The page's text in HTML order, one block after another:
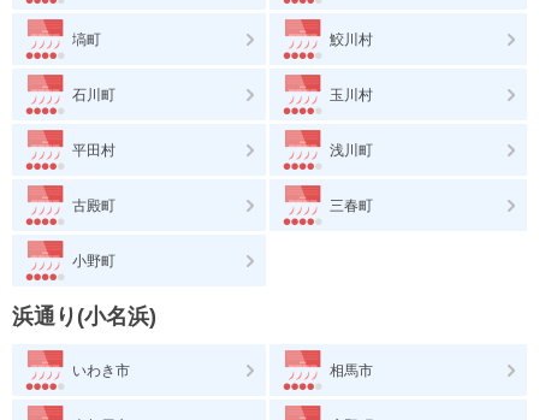
塙町 鮫川村
石川町 玉川村
平田村 浅川町
古殿町 三春町
小野町
浜通り(小名浜)
いわき市 相馬市